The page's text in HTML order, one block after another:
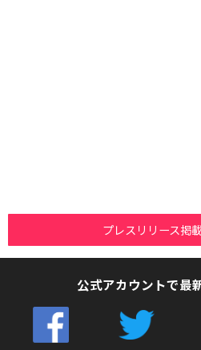
プレスリリース掲
公式アカウントで最